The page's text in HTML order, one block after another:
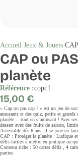
Accueil Jeux & Jouets
CAP ou
planète
Référence :copc1
Prix
régulier
15,00 €
« Cap ou pas cap ? » est un jeu de
amusants et des quiz, petits et grands
planète… tout en s’amusant ! Avec
dessert avec des fruits de saison,
Accessible dès 6 ans, il se joue en
CAP : Protéger la planète : Ludique et
défis faciles à mettre en pratique au
Contenu riche : 50 cartes défis , 4
parties